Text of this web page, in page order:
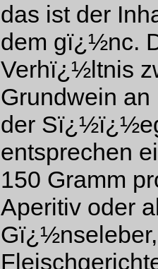
das ist der
dem gï¿½nc.
Verhï¿½ltnis
Grundwein
der
entsprechen
150 Gramm
Aperitiv oder